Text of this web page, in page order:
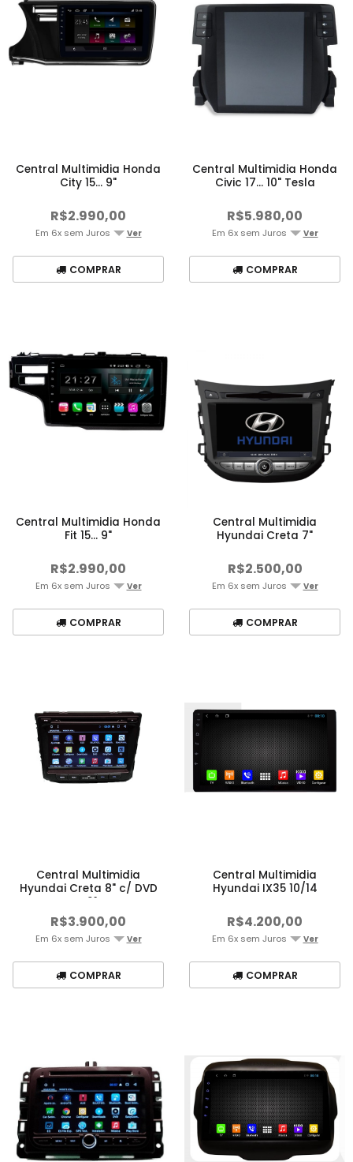
Central Multimidia Honda
City 15... 9"
R$2.990,00
Em 6x sem Juros Ver
COMPRAR
Central Multimidia Honda
Civic 17... 10" Tesla
R$5.980,00
Em 6x sem Juros Ver
COMPRAR
Central Multimidia Honda
Fit 15... 9"
R$2.990,00
Em 6x sem Juros Ver
COMPRAR
Central Multimidia
Hyundai Creta 7"
R$2.500,00
Em 6x sem Juros Ver
COMPRAR
Central Multimidia
Hyundai Creta 8" c/ DVD
...21
R$3.900,00
Em 6x sem Juros Ver
COMPRAR
Central Multimidia
Hyundai IX35 10/14
R$4.200,00
Em 6x sem Juros Ver
COMPRAR